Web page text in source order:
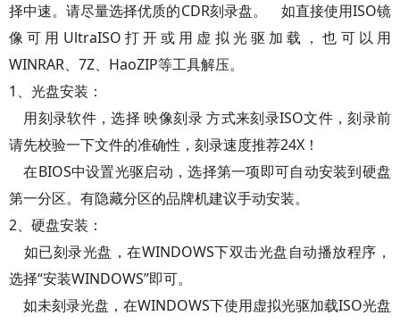
择中速。请尽量选择优质的CDR刻录盘。 如直接使用ISO镜
像可用UltraISO打开或用虚拟光驱加载，也可以用
WINRAR、7Z、HaoZIP等工具解压。
1、光盘安装：
用刻录软件，选择 映像刻录 方式来刻录ISO文件，刻录前
请先校验一下文件的准确性，刻录速度推荐24X！
在BIOS中设置光驱启动，选择第一项即可自动安装到硬盘
第一分区。有隐藏分区的品牌机建议手动安装。
2、硬盘安装：
如已刻录光盘，在WINDOWS下双击光盘自动播放程序，
选择“安装WINDOWS”即可。
如未刻录光盘，在WINDOWS下使用虚拟光驱加载ISO光盘